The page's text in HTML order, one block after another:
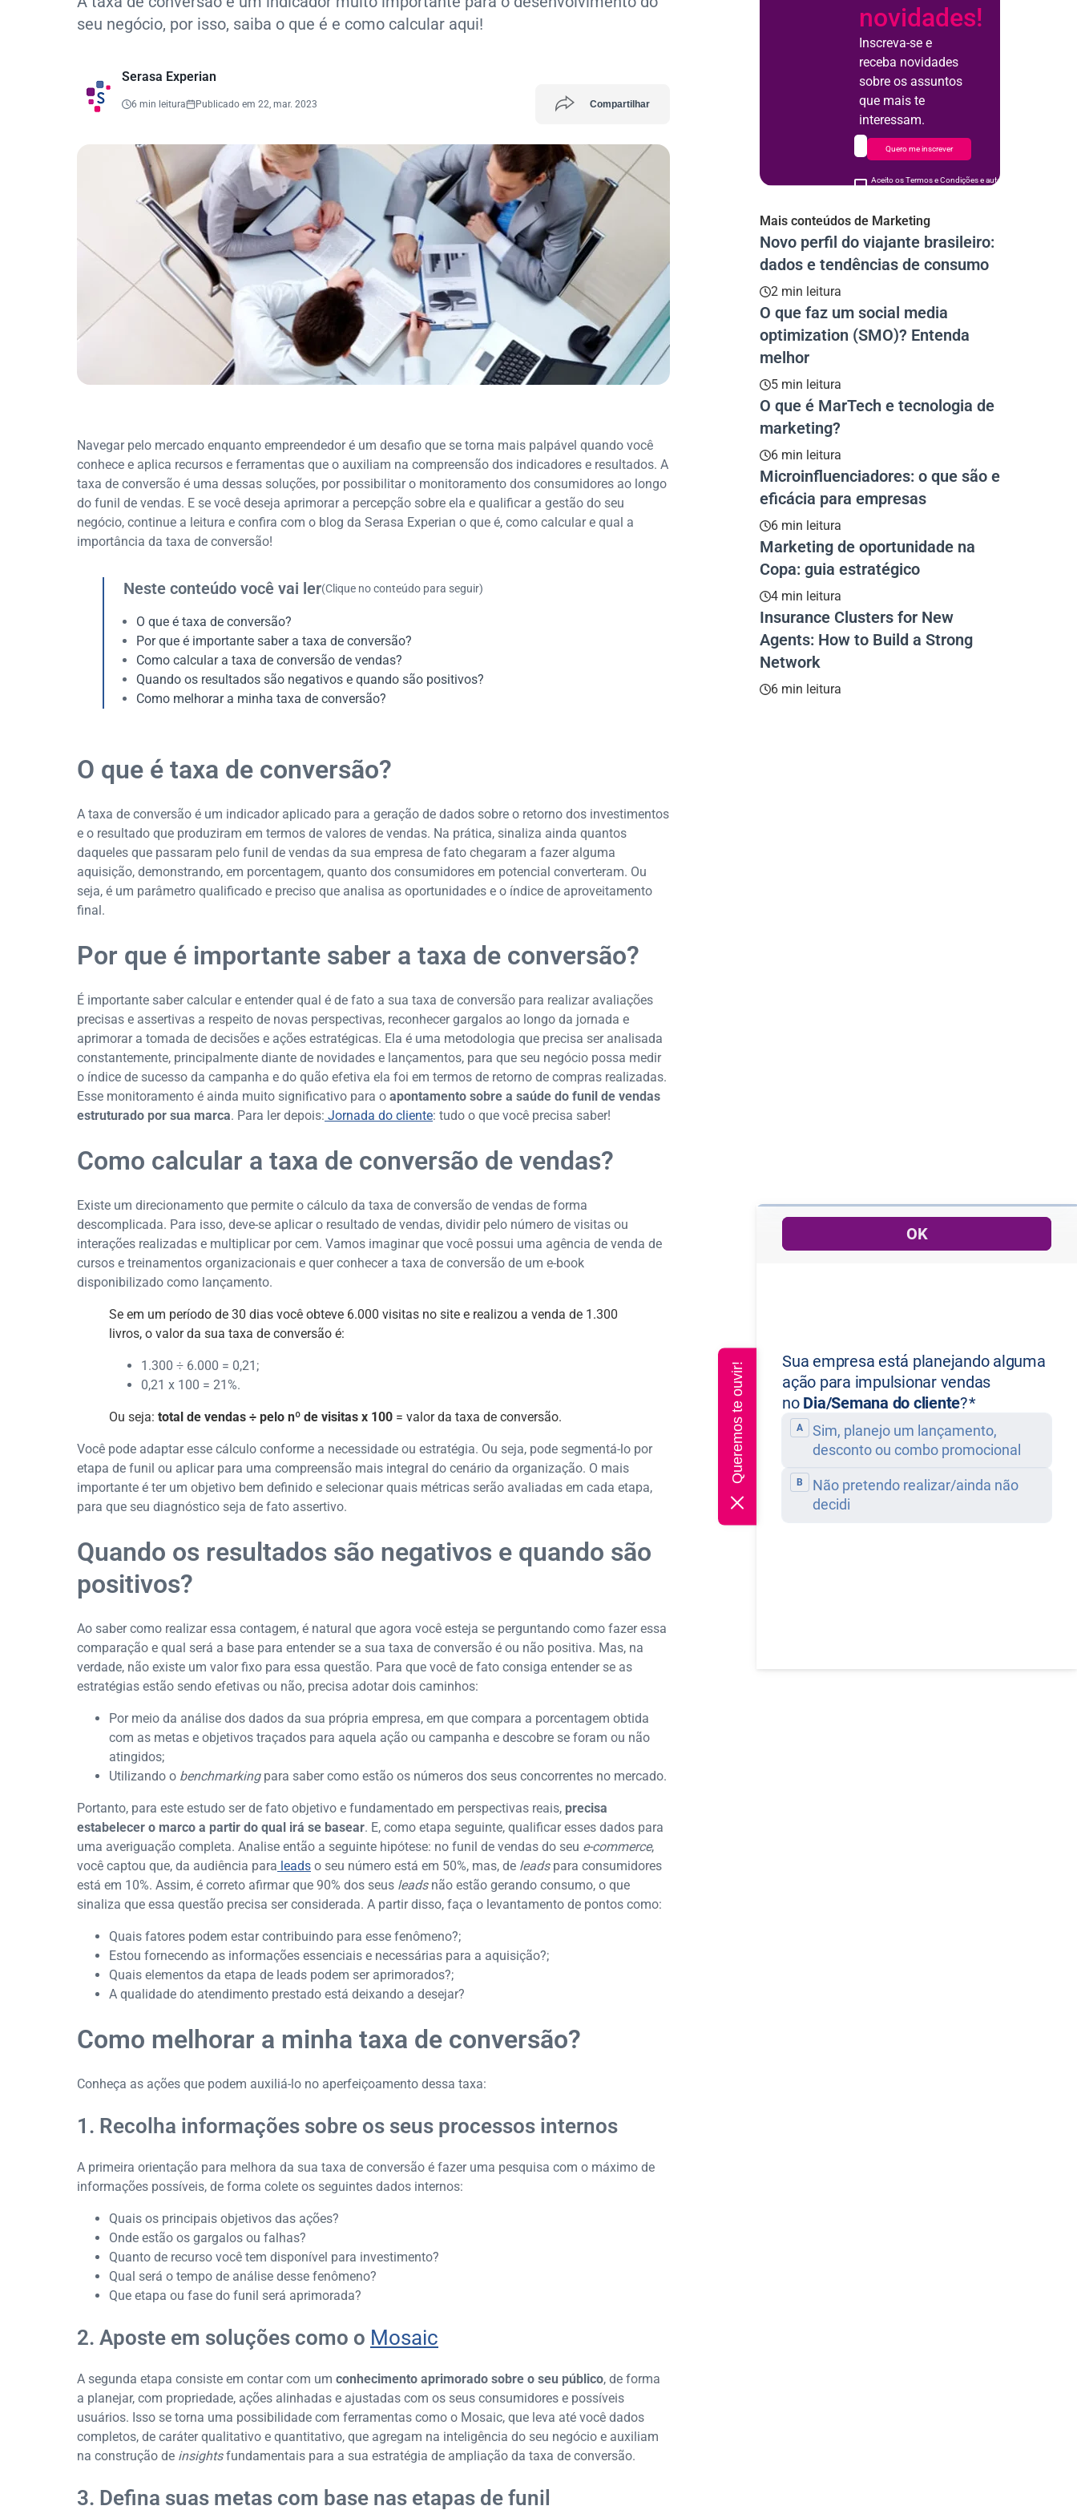
seu negócio, por isso, saiba o que é e como calcular aqui!
Serasa Experian
6 min leitura Publicado em 22, mar. 2023 Compartilhar
Navegar pelo mercado enquanto empreendedor é um desafio que se torna mais palpável quando você
conhece e aplica recursos e ferramentas que o auxiliam na compreensão dos indicadores e resultados. A
taxa de conversão é uma dessas soluções, por possibilitar o monitoramento dos consumidores ao longo
do funil de vendas. E se você deseja aprimorar a percepção sobre ela e qualificar a gestão do seu
negócio, continue a leitura e confira com o blog da Serasa Experian o que é, como calcular e qual a
importância da taxa de conversão!
Neste conteúdo você vai ler(Clique no conteúdo para seguir)
O que é taxa de conversão?
Por que é importante saber a taxa de conversão?
Como calcular a taxa de conversão de vendas?
Quando os resultados são negativos e quando são positivos?
Como melhorar a minha taxa de conversão?
O que é taxa de conversão?
A taxa de conversão é um indicador aplicado para a geração de dados sobre o retorno dos investimentos
e o resultado que produziram em termos de valores de vendas. Na prática, sinaliza ainda quantos
daqueles que passaram pelo funil de vendas da sua empresa de fato chegaram a fazer alguma
aquisição, demonstrando, em porcentagem, quanto dos consumidores em potencial converteram. Ou
seja, é um parâmetro qualificado e preciso que analisa as oportunidades e o índice de aproveitamento
final.
Por que é importante saber a taxa de conversão?
É importante saber calcular e entender qual é de fato a sua taxa de conversão para realizar avaliações
precisas e assertivas a respeito de novas perspectivas, reconhecer gargalos ao longo da jornada e
aprimorar a tomada de decisões e ações estratégicas. Ela é uma metodologia que precisa ser analisada
constantemente, principalmente diante de novidades e lançamentos, para que seu negócio possa medir
o índice de sucesso da campanha e do quão efetiva ela foi em termos de retorno de compras realizadas.
Esse monitoramento é ainda muito significativo para o apontamento sobre a saúde do funil de vendas
estruturado por sua marca. Para ler depois: Jornada do cliente: tudo o que você precisa saber!
Como calcular a taxa de conversão de vendas?
Existe um direcionamento que permite o cálculo da taxa de conversão de vendas de forma
descomplicada. Para isso, deve-se aplicar o resultado de vendas, dividir pelo número de visitas ou
interações realizadas e multiplicar por cem. Vamos imaginar que você possui uma agência de venda de
cursos e treinamentos organizacionais e quer conhecer a taxa de conversão de um e-book
disponibilizado como lançamento.
Se em um período de 30 dias você obteve 6.000 visitas no site e realizou a venda de 1.300
livros, o valor da sua taxa de conversão é:
1.300 ÷ 6.000 = 0,21;
0,21 x 100 = 21%.
Ou seja: total de vendas ÷ pelo nº de visitas x 100 = valor da taxa de conversão.
Você pode adaptar esse cálculo conforme a necessidade ou estratégia. Ou seja, pode segmentá-lo por
etapa de funil ou aplicar para uma compreensão mais integral do cenário da organização. O mais
importante é ter um objetivo bem definido e selecionar quais métricas serão avaliadas em cada etapa,
para que seu diagnóstico seja de fato assertivo.
Quando os resultados são negativos e quando são
positivos?
Ao saber como realizar essa contagem, é natural que agora você esteja se perguntando como fazer essa
comparação e qual será a base para entender se a sua taxa de conversão é ou não positiva. Mas, na
verdade, não existe um valor fixo para essa questão. Para que você de fato consiga entender se as
estratégias estão sendo efetivas ou não, precisa adotar dois caminhos:
Por meio da análise dos dados da sua própria empresa, em que compara a porcentagem obtida
com as metas e objetivos traçados para aquela ação ou campanha e descobre se foram ou não
atingidos;
Utilizando o benchmarkingpara saber como estão os números dos seus concorrentes no mercado.
Portanto, para este estudo ser de fato objetivo e fundamentado em perspectivas reais, precisa
estabelecer o marco a partir do qual irá se basear. E, como etapa seguinte, qualificar esses dados para
uma averiguação completa. Analise então a seguinte hipótese: no funil de vendas do seu e-commerce,
você captou que, da audiência para leads o seu número está em 50%, mas, de leadspara consumidores
está em 10%. Assim, é correto afirmar que 90% dos seus leadsnão estão gerando consumo, o que
sinaliza que essa questão precisa ser considerada. A partir disso, faça o levantamento de pontos como:
Quais fatores podem estar contribuindo para esse fenômeno?;
Estou fornecendo as informações essenciais e necessárias para a aquisição?;
Quais elementos da etapa de leads podem ser aprimorados?;
A qualidade do atendimento prestado está deixando a desejar?
Como melhorar a minha taxa de conversão?
Conheça as ações que podem auxiliá-lo no aperfeiçoamento dessa taxa:
1. Recolha informações sobre os seus processos internos
A primeira orientação para melhora da sua taxa de conversão é fazer uma pesquisa com o máximo de
informações possíveis, de forma colete os seguintes dados internos:
Quais os principais objetivos das ações?
Onde estão os gargalos ou falhas?
Quanto de recurso você tem disponível para investimento?
Qual será o tempo de análise desse fenômeno?
Que etapa ou fase do funil será aprimorada?
2. Aposte em soluções como o Mosaic
A segunda etapa consiste em contar com um conhecimento aprimorado sobre o seu público, de forma
a planejar, com propriedade, ações alinhadas e ajustadas com os seus consumidores e possíveis
usuários. Isso se torna uma possibilidade com ferramentas como o Mosaic, que leva até você dados
completos, de caráter qualitativo e quantitativo, que agregam na inteligência do seu negócio e auxiliam
na construção de insightsfundamentais para a sua estratégia de ampliação da taxa de conversão.
3. Defina suas metas com base nas etapas de funil
novidades!
Inscreva-se e
receba novidades
sobre os assuntos
que mais te
interessam.
Aceito os Termos e Condições e autorizo o uso de meus
Quero me inscrever
Mais conteúdos de Marketing
Novo perfil do viajante brasileiro:
dados e tendências de consumo
2 min leitura
O que faz um social media
optimization (SMO)? Entenda
melhor
5 min leitura
O que é MarTech e tecnologia de
marketing?
6 min leitura
Microinfluenciadores: o que são e
eficácia para empresas
6 min leitura
Marketing de oportunidade na
Copa: guia estratégico
4 min leitura
Insurance Clusters for New
Agents: How to Build a Strong
Network
6 min leitura
Queremos te ouvir!